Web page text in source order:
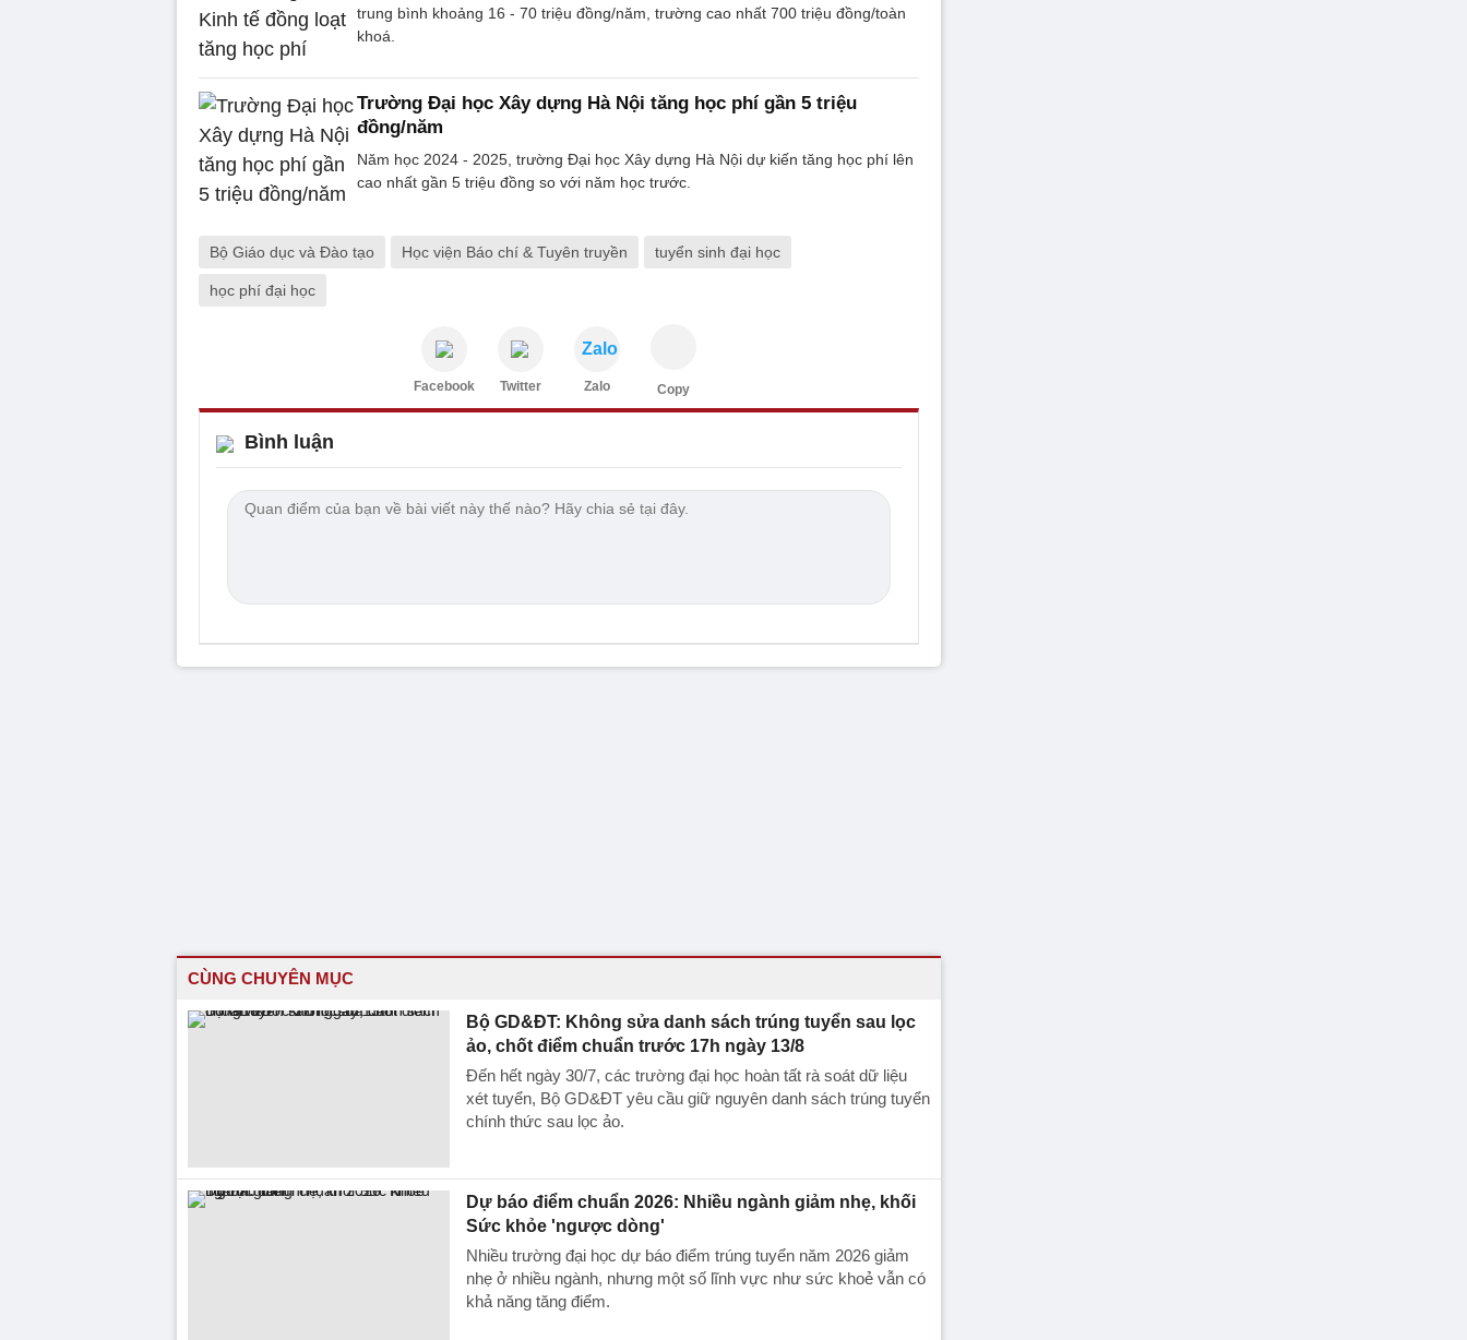
trung bình khoảng 16 - 70 triệu đồng/năm, trường cao nhất 700 triệu đồng/toàn
khoá.
Trường Đại học Xây dựng Hà Nội tăng học phí gần 5 triệu
đồng/năm
Năm học 2024 - 2025, trường Đại học Xây dựng Hà Nội dự kiến tăng học phí lên
cao nhất gần 5 triệu đồng so với năm học trước.
Bộ Giáo dục và Đào tạo Học viện Báo chí & Tuyên truyền tuyển sinh đại học
học phí đại học
Facebook Twitter
Zalo
Zalo Copy
Bình luận
CÙNG CHUYÊN MỤC
Bộ GD&ĐT: Không sửa danh sách trúng tuyển sau lọc
ảo, chốt điểm chuẩn trước 17h ngày 13/8
Đến hết ngày 30/7, các trường đại học hoàn tất rà soát dữ liệu
xét tuyển, Bộ GD&ĐT yêu cầu giữ nguyên danh sách trúng tuyển
chính thức sau lọc ảo.
Dự báo điểm chuẩn 2026: Nhiều ngành giảm nhẹ, khối
Sức khỏe 'ngược dòng'
Nhiều trường đại học dự báo điểm trúng tuyển năm 2026 giảm
nhẹ ở nhiều ngành, nhưng một số lĩnh vực như sức khoẻ vẫn có
khả năng tăng điểm.